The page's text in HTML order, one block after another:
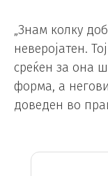
„Знам колку
неверојатен.
среќен за она
форма, а
доведен во